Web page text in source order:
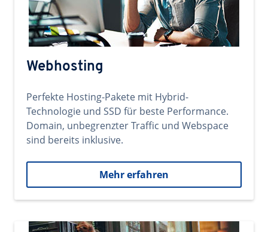
Webhosting
Perfekte Hosting-Pakete mit Hybrid-
Technologie und SSD für beste Performance.
Domain, unbegrenzter Traffic und Webspace
sind bereits inklusive.
Mehr erfahren